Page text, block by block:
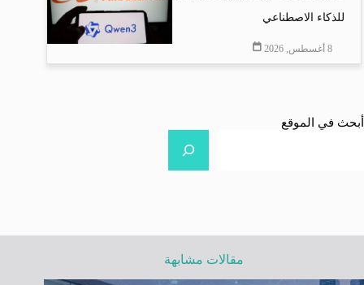
للذكاء الاصطناعي
8 أغسطس, 2026
أبحث في الموقع
مقالات مشابهة